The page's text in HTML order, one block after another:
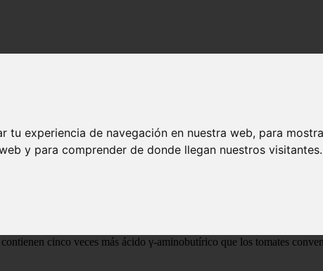
tu experiencia de navegación en nuestra web, para
y para comprender de donde llegan nuestros visitantes.
la naturaleza la que produjera esto? ¿Si, por ejemplo, se cultivaran
cinco veces más ácido γ-aminobutírico que los tomates